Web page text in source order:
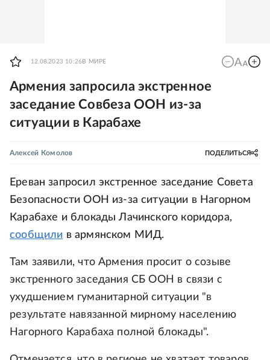
12.08.2023 10:26 В МИРЕ
Армения запросила экстренное
заседание Совбеза ООН из-за
ситуации в Карабахе
Алексей Комолов ПОДЕЛИТЬСЯ
Ереван запросил экстренное заседание Совета
Безопасности ООН из-за ситуации в Нагорном
Карабахе и блокады Лачинского коридора,
сообщили в армянском МИД.
Там заявили, что Армения просит о созыве
экстренного заседания СБ ООН в связи с
ухудшением гуманитарной ситуации "в
результате навязанной мирному населению
Нагорного Карабаха полной блокады".